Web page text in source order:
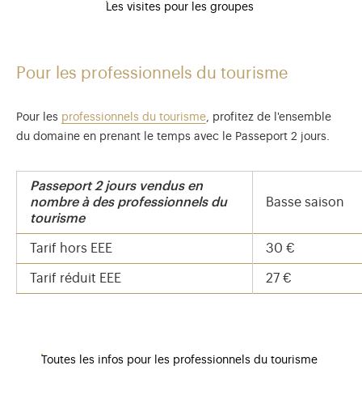
Les visites pour les groupes
Pour les professionnels du tourisme
Pour les professionnels du tourisme, profitez de l'ensemble
du domaine en prenant le temps avec le Passeport 2 jours.
Passeport 2 jours vendus en
nombre à des professionnels du
tourisme
Basse saison
Tarif hors EEE 30 €
Tarif réduit EEE 27 €
Toutes les infos pour les professionnels du tourisme